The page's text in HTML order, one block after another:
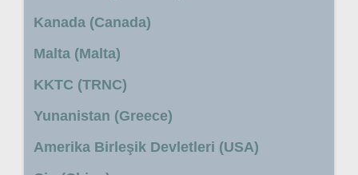
Kanada (Canada)
Malta (Malta)
KKTC (TRNC)
Yunanistan (Greece)
Amerika Birleşik Devletleri (USA)